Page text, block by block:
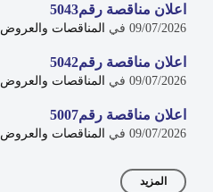
اعلان مناقصة رقم5043
09/07/2026 في المناقصات والعروض
اعلان مناقصة رقم5042
09/07/2026 في المناقصات والعروض
اعلان مناقصة رقم5007
09/07/2026 في المناقصات والعروض
المزيد